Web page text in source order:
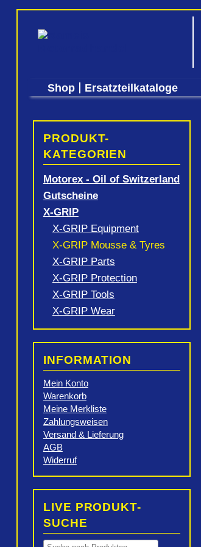
Shop Ersatzteilkataloge
PRODUKT-
KATEGORIEN
Motorex - Oil of Switzerland
Gutscheine
X-GRIP
X-GRIP Equipment
X-GRIP Mousse & Tyres
X-GRIP Parts
X-GRIP Protection
X-GRIP Tools
X-GRIP Wear
INFORMATION
Mein Konto
Warenkorb
Meine Merkliste
Zahlungsweisen
Versand & Lieferung
AGB
Widerruf
LIVE PRODUKT-
SUCHE